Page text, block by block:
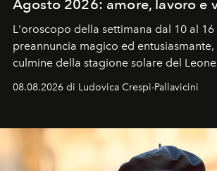
Agosto 2026: amore, lavoro e
L'oroscopo della settimana dal 10 al 16
preannuncia magico ed
culmine della stagione solare del
ideale per la notte delle Perseidi.
08.08.2026 di Ludovica Crespi-Pallavicini